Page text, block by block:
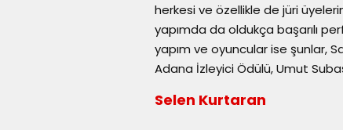
herkesi ve özellikle de jüri
yapımda da oldukça başarılı
yapım ve oyuncular ise şunlar,
Adana İzleyici Ödülü, Umut
Selen Kurtaran